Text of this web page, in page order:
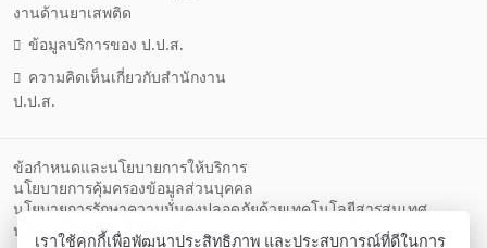
งานด้านยาเสพติด
ข้อมูลบริการของ ป.ป.ส.
ความคิดเห็นเกี่ยวกับสำนักงาน
ป.ป.ส.
ข้อกำหนดและนโยบายการให้บริการ
นโยบายการคุ้มครองข้อมูลส่วนบุคคล
นโยบายการรักษาความมั่นคงปลอดภัยด้วยเทคโนโลยีสารสนเทศ
นโยบายคุกกี้
ตั้งค่าคุกกี้
เราใช้คุกกี้เพื่อพัฒนาประสิทธิภาพ และประสบการณ์ที่ดีในการ